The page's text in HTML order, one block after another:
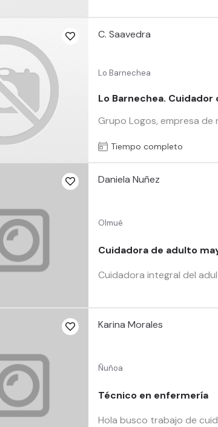
C. Saavedra
Lo Barnechea
Lo Barnechea.
Grupo Logos, empresa
Tiempo completo
Daniela Nuñez
Olmué
Cuidadora de adulto
Cuidadora integral del
Karina Morales
Ñuñoa
Técnico en enfermería
Hola busco trabajo de